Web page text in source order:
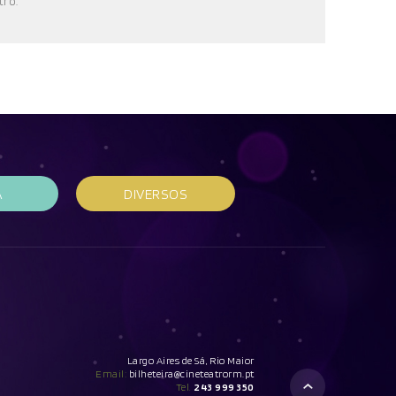
DIVERSOS
Largo Aires de Sá, Rio Maior
Email: bilheteira@cineteatrorm.pt
Tel. 243 999 350